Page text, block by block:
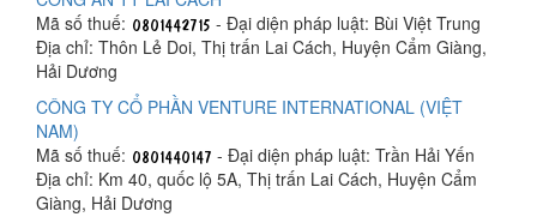
Mã số thuế:
- Đại diện pháp luật: Bùi Việt Trung
Địa chỉ: Thôn Lẻ Doi, Thị trấn Lai Cách, Huyện Cẩm Giàng,
Hải Dương
CÔNG TY CỔ PHẦN VENTURE INTERNATIONAL (VIỆT
NAM)
Mã số thuế:
- Đại diện pháp luật: Trần Hải Yến
Địa chỉ: Km 40, quốc lộ 5A, Thị trấn Lai Cách, Huyện Cẩm
Giàng, Hải Dương